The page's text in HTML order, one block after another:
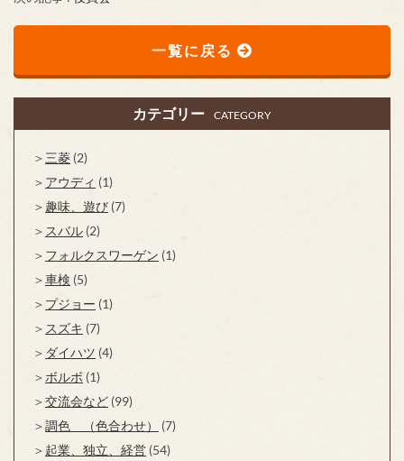
一覧に戻る
カテゴリー CATEGORY
三菱 (2)
アウディ (1)
趣味、遊び (7)
スバル (2)
フォルクスワーゲン (1)
車検 (5)
プジョー (1)
スズキ (7)
ダイハツ (4)
ボルボ (1)
交流会など (99)
調色 （色合わせ）
(7)
起業、独立、経営 (54)